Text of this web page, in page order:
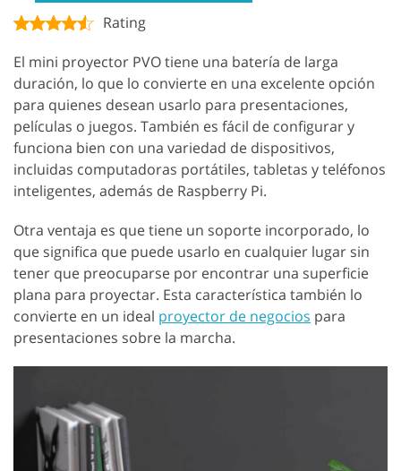
Rating
El mini proyector PVO tiene una batería de larga
duración, lo que lo convierte en una excelente opción
para quienes desean usarlo para presentaciones,
películas o juegos. También es fácil de configurar y
funciona bien con una variedad de dispositivos,
incluidas computadoras portátiles, tabletas y teléfonos
inteligentes, además de Raspberry Pi.
Otra ventaja es que tiene un soporte incorporado, lo
que significa que puede usarlo en cualquier lugar sin
tener que preocuparse por encontrar una superficie
plana para proyectar. Esta característica también lo
convierte en un ideal proyector de negocios para
presentaciones sobre la marcha.